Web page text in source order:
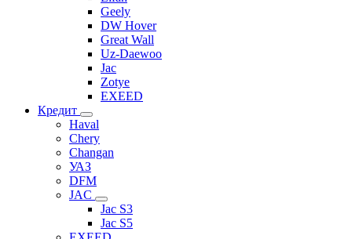
Geely
DW Hover
Great Wall
Uz-Daewoo
Jac
Zotye
EXEED
Кредит
Haval
Chery
Changan
УАЗ
DFM
JAC
Jac S3
Jac S5